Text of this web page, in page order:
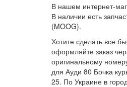
В нашем интернет-
В наличии есть
(MOOG).
Хотите сделать все
оформляйте заказ
оригинальному
для Ауди 80 Бочка
25. По Украине в